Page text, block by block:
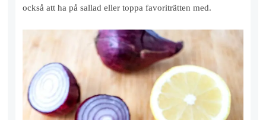
också att ha på sallad eller toppa favoriträtten med.